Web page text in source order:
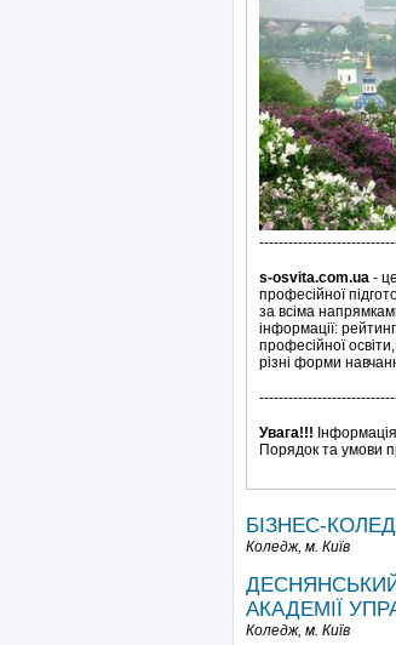
s-osvita.com.ua -
професійної
за всіма
інформації:
професійної
різні форми
Увага!!!
Порядок та умови
БІЗНЕС-
Коледж, м. Київ
АКАДЕМІЇ
Коледж, м. Київ